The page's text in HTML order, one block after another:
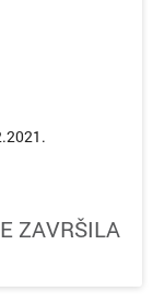
ZAVRŠILA